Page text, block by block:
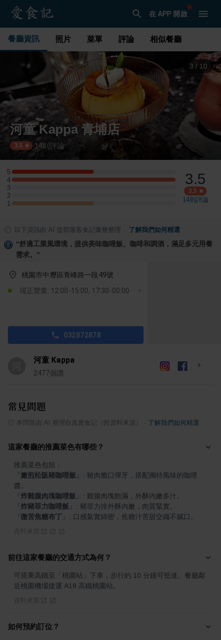
在 APP 開啟
餐廳資訊 照片 菜單 評論 相似餐廳
3 / 10
河童 Kappa 青埔店
3.5 · 14則評論
5
5 星：1 則評論
4
4 星：2 則評論
3
3 星：0 則評論
2
2 星：0 則評論
1
1 星：1 則評論
3.5
3.5
14則評論
以下資訊由 AI 從部落客食記彙整整理 了解我們如何精選
“舒適工業風環境，提供美味咖哩飯、咖啡和調酒，滿足多元用餐
需求。 ”
桃園市中壢區青峰路一段49號
現正營業: 12:00-15:00, 17:30-00:00
032872878
河童 Kappa
2477個讚
常見問題
本問答由 AI 整理自真實食記（附資料來源） 了解我們如何精選
這家餐廳的推薦菜色有哪些？
嫩煎松阪豬咖哩飯
: 豬肉脆口彈牙，搭配獨特風味的咖哩
炸雞腿肉塊咖哩飯
炸豬菲力咖哩飯
微苦焦糖布丁 : 口感紮實綿密，焦糖汁苦甜交織不膩口。
前往這家餐廳的交通方式為何？
可搭乘高鐵至「桃園站」下車，步行約 10 分鐘可抵達。餐廳鄰
近桃園機場捷運 A18 高鐵桃園站。
如何預約訂位？